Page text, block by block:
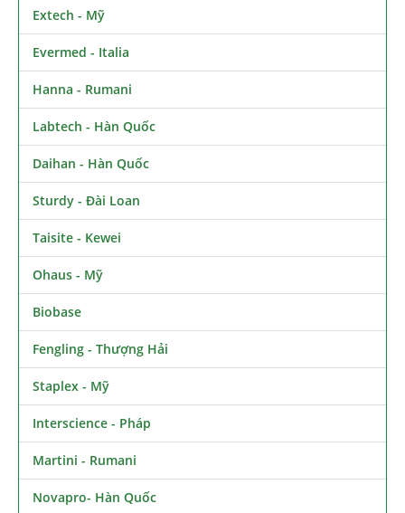
Extech - Mỹ
Evermed - Italia
Hanna - Rumani
Labtech - Hàn Quốc
Daihan - Hàn Quốc
Sturdy - Đài Loan
Taisite - Kewei
Ohaus - Mỹ
Biobase
Fengling - Thượng Hải
Staplex - Mỹ
Interscience - Pháp
Martini - Rumani
Novapro- Hàn Quốc